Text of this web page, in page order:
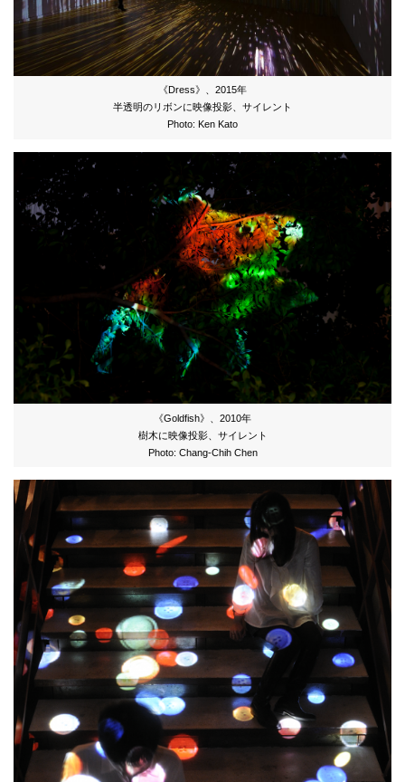
《Dress》、2015年
半透明のリボンに映像投影、サイレント
Photo: Ken Kato
《Goldfish》、2010年
樹木に映像投影、サイレント
Photo: Chang-Chih Chen